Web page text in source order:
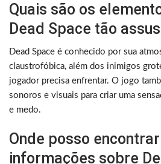
Quais são os
Dead Space tão
Dead Space é conhecido por sua
claustrofóbica, além dos inimigos
jogador precisa enfrentar. O jogo
sonoros e visuais para criar uma
e medo.
Onde posso
informações sobre